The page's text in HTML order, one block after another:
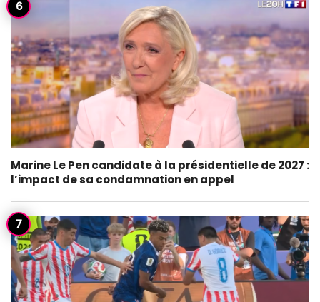
Marine Le Pen candidate à la présidentielle de 2027 :
l’impact de sa condamnation en appel